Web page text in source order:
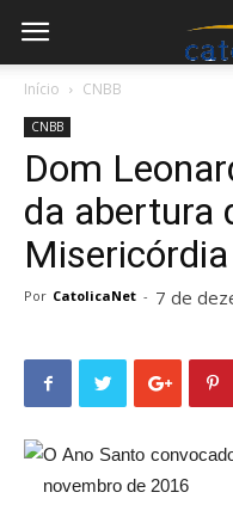
Início CNBB
CNBB
Dom
da abertura
Misericórdia
Por CatolicaNet - 7 de
O Ano Santo
novembro de 2016